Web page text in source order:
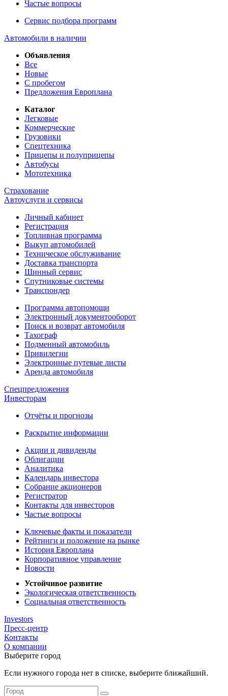
Частые вопросы
Сервис подбора программ
Автомобили в наличии
Объявления
Все
Новые
С пробегом
Предложения Европлана
Каталог
Легковые
Коммерческие
Грузовики
Спецтехника
Прицепы и полуприцепы
Автобусы
Мототехника
Страхование
Автоуслуги и сервисы
Личный кабинет
Регистрация
Топливная программа
Выкуп автомобилей
Техническое обслуживание
Доставка транспорта
Шинный сервис
Спутниковые системы
Транспондер
Программа автопомощи
Электронный документооборот
Поиск и возврат автомобиля
Тахограф
Подменный автомобиль
Привилегии
Электронные путевые листы
Аренда автомобиля
Спецпредложения
Инвесторам
Отчёты и прогнозы
Раскрытие информации
Акции и дивиденды
Облигации
Аналитика
Календарь инвестора
Собрание акционеров
Регистратор
Контакты для инвесторов
Частые вопросы
Ключевые факты и показатели
Рейтинги и положение на рынке
История Европлана
Корпоративное управление
Новости
Устойчивое развитие
Экологическая ответственность
Социальная ответственность
Investors
Пресс-центр
Контакты
О компании
Выберите город
Если нужного города нет в списке, выберите ближайший.